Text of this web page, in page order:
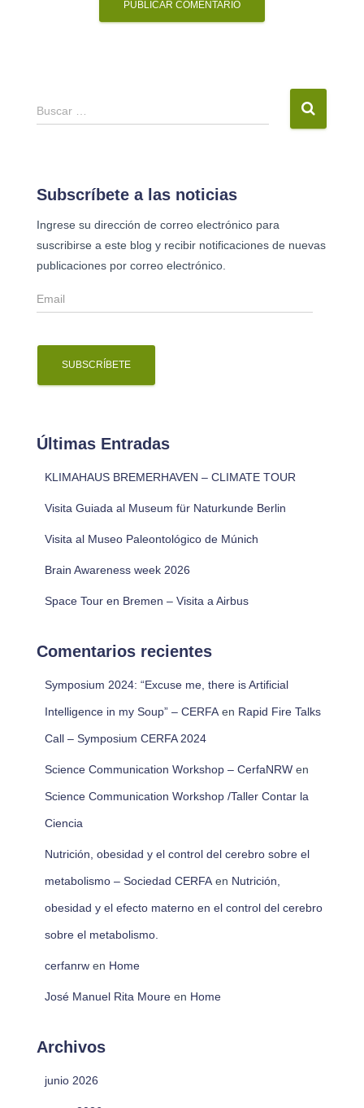
B
u
a
:
Buscar …
Subscríbete a las noticias
Ingrese su dirección de correo electrónico para
suscribirse a este blog y recibir notificaciones de nuevas
publicaciones por correo electrónico.
E
m
Últimas Entradas
KLIMAHAUS BREMERHAVEN – CLIMATE TOUR
Visita Guiada al Museum für Naturkunde Berlin
Visita al Museo Paleontológico de Múnich
Brain Awareness week 2026
Space Tour en Bremen – Visita a Airbus
Comentarios recientes
Symposium 2024: “Excuse me, there is Artificial
Intelligence in my Soup” – CERFAen Rapid Fire Talks
Call – Symposium CERFA 2024
Science Communication Workshop – CerfaNRW en
Science Communication Workshop /Taller Contar la
Ciencia
Nutrición, obesidad y el control del cerebro sobre el
metabolismo – Sociedad CERFAen Nutrición,
obesidad y el efecto materno en el control del cerebro
sobre el metabolismo.
cerfanrw en Home
José Manuel Rita Moure en Home
Archivos
junio 2026